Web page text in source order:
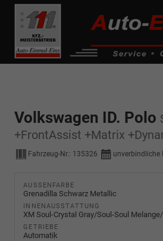
------------ Host Name :
Volkswagen ID. Polo
+FrontAssist +Matrix
Fahrzeug-Nr.: 135326 unverbindliche
AUSSENFARBE
Grenadilla Schwarz Metallic
INNENAUSSTATTUNG
XM Soul-Crystal Gray/Soul-Soul
GETRIEBE
Automatik